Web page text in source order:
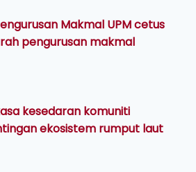
Makmal UPM cetus
pengurusan makmal
kesedaran komuniti
ekosistem rumput laut